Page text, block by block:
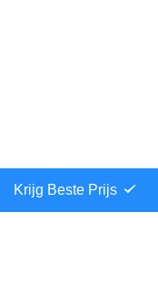
Krijg Beste Prijs